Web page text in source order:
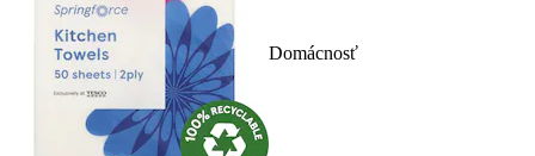
Domácnosť